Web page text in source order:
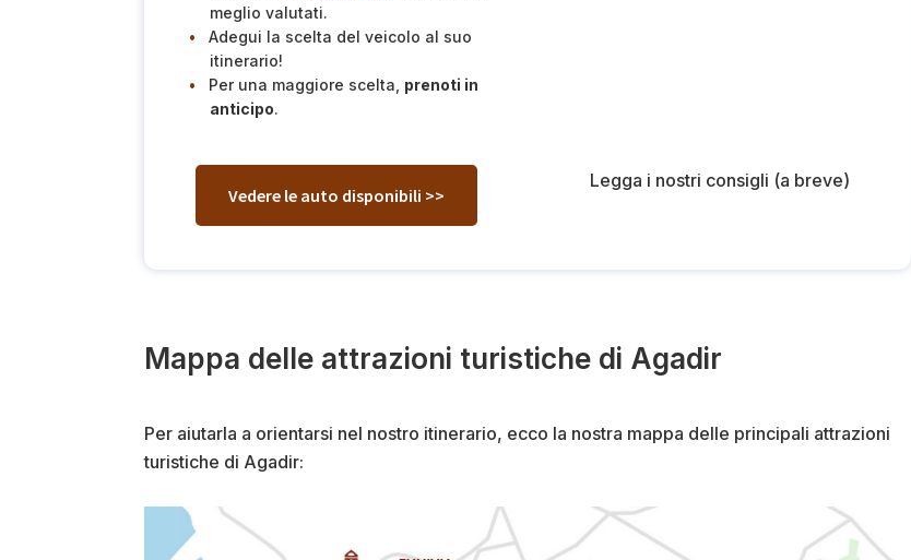
meglio valutati.
Adegui la scelta del veicolo al suo
itinerario!
Per una maggiore scelta, prenoti in
anticipo.
Vedere le auto disponibili >>
Legga i nostri consigli (a breve)
Mappa delle attrazioni turistiche di Agadir
Per aiutarla a orientarsi nel nostro itinerario, ecco la nostra mappa delle principali attrazioni
turistiche di Agadir: